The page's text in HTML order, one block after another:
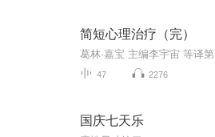
简短心理治疗（完）
47 2276
国庆七天乐